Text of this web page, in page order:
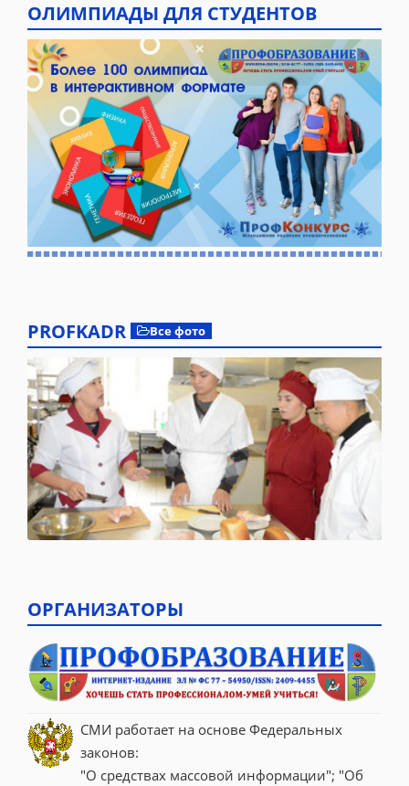
ОЛИМПИАДЫ ДЛЯ СТУДЕНТОВ
PROFKADR Все фото
ОРГАНИЗАТОРЫ
СМИ работает на основе Федеральных
законов:
"О средствах массовой информации"; "Об